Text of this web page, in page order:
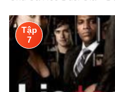
Tập
7